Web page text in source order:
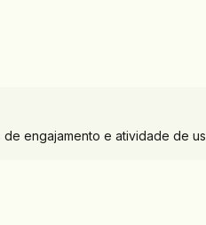
engajamento e atividade de